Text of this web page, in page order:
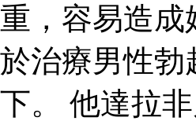
重，容易造
於治療男性勃
下。 他達拉